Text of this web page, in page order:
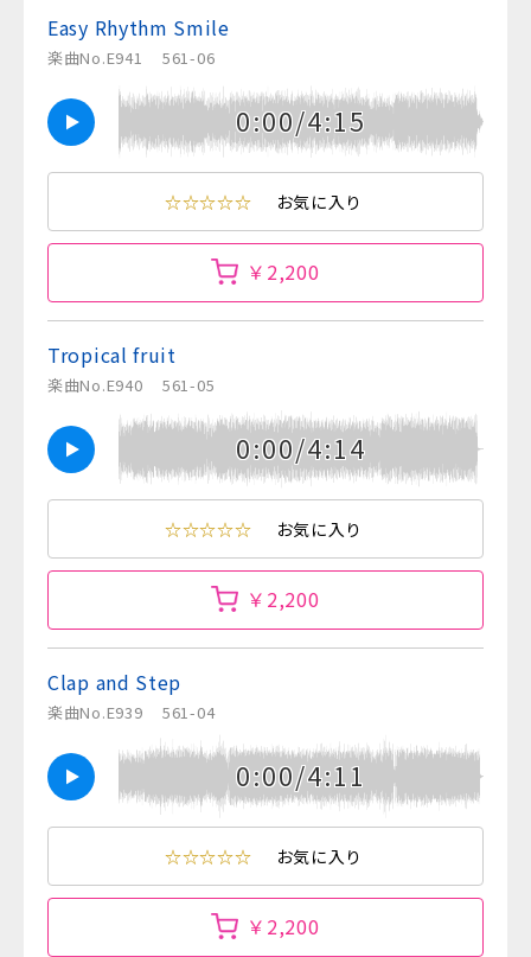
Easy Rhythm Smile
楽曲No.E941 561-06
0:00/4:15
☆☆☆☆☆ お気に入り
￥2,200
Tropical fruit
楽曲No.E940 561-05
0:00/4:14
☆☆☆☆☆ お気に入り
￥2,200
Clap and Step
楽曲No.E939 561-04
0:00/4:11
☆☆☆☆☆ お気に入り
￥2,200